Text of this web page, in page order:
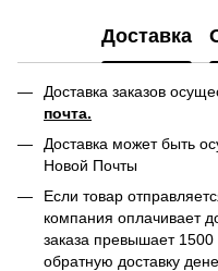
Доставка
Доставка заказов
почта.
Доставка может быть
Новой Почты
Если товар
компания оплачивает
заказа превышает 1500
обратную доставку